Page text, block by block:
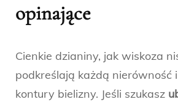
opinające
Cienkie dzianiny, jak wiskoza
podkreślają każdą nierówność
kontury bielizny. Jeśli szukasz